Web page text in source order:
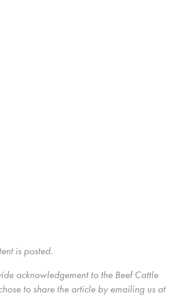
is posted.
acknowledgement to the Beef Cattle
to share the article by emailing us at